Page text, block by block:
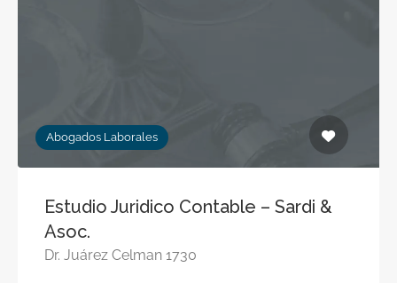
Abogados Laborales
Estudio Juridico Contable – Sardi &
Asoc.
Dr. Juárez Celman 1730